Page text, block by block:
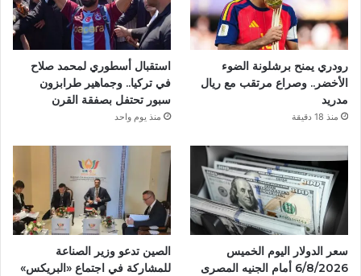
ك
رودري يمنح برشلونة الضوء
الأخضر.. وصراع مرتقب مع ريال
مدريد
منذ 18 دقيقة
استقبال أسطوري لمحمد صلاح
في تركيا.. وجماهير طرابزون
سبور تحتفل بصفقة القرن
منذ يوم واحد
سعر الدولار اليوم الخميس
6/8/2026 أمام الجنيه المصرى
الصين تدعو وزير الصناعة
للمشاركة في اجتماع «البريكس»